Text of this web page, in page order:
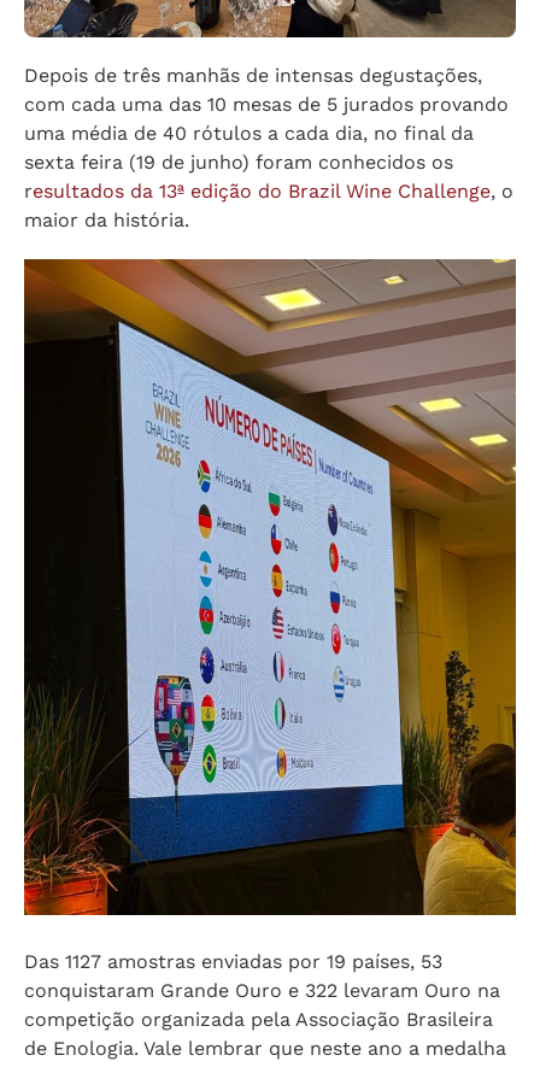
Depois de três manhãs de intensas degustações,
com cada uma das 10 mesas de 5 jurados provando
uma média de 40 rótulos a cada dia, no final da
sexta feira (19 de junho) foram conhecidos os
resultados da 13ª edição do Brazil Wine Challenge, o
maior da história.
Das 1127 amostras enviadas por 19 países, 53
conquistaram Grande Ouro e 322 levaram Ouro na
competição organizada pela Associação Brasileira
de Enologia. Vale lembrar que neste ano a medalha